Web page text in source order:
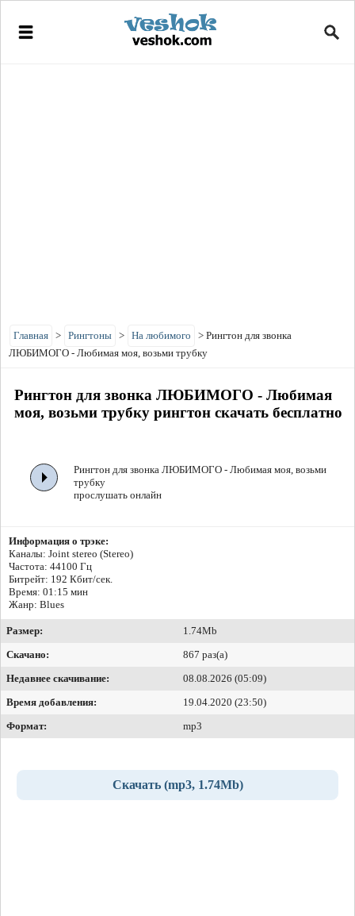
Главная > Рингтоны > На любимого > Рингтон для звонка
ЛЮБИМОГО - Любимая моя, возьми трубку
Рингтон для звонка ЛЮБИМОГО - Любимая
моя, возьми трубку рингтон скачать бесплатно
Рингтон для звонка ЛЮБИМОГО - Любимая моя, возьми
трубку
прослушать онлайн
Информация о трэке:
Каналы: Joint stereo (Stereo)
Частота: 44100 Гц
Битрейт: 192 Кбит/сек.
Время: 01:15 мин
Жанр: Blues
Размер:
1.74Mb
Скачано:
867 раз(а)
Недавнее скачивание:
08.08.2026 (05:09)
Время добавления:
19.04.2020 (23:50)
Формат:
mp3
Скачать (mp3, 1.74Mb)